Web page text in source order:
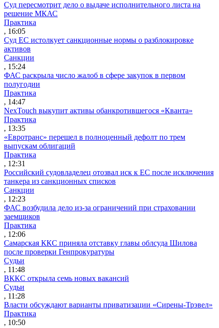
Суд пересмотрит дело о выдаче исполнительного листа на
решение МКАС
Практика
, 16:05
Суд ЕС истолкует санкционные нормы о разблокировке
активов
Санкции
, 15:24
ФАС раскрыла число жалоб в сфере закупок в первом
полугодии
Практика
, 14:47
NexTouch выкупит активы обанкротившегося «Кванта»
Практика
, 13:35
«Евротранс» перешел в полноценный дефолт по трем
выпускам облигаций
Практика
, 12:31
Российский судовладелец отозвал иск к ЕС после исключения
танкера из санкционных списков
Санкции
, 12:23
ФАС возбудила дело из-за ограничений при страховании
заемщиков
Практика
, 12:06
Самарская ККС приняла отставку главы облсуда Шилова
после проверки Генпрокуратуры
Судьи
, 11:48
ВККС открыла семь новых вакансий
Судьи
, 11:28
Власти обсуждают варианты приватизации «Сирены-Трэвел»
Практика
, 10:50